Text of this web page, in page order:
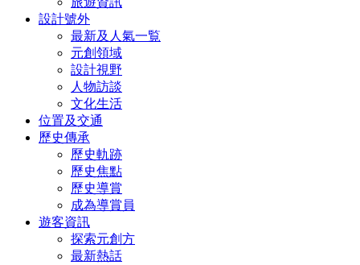
設計號外
最新及人氣一覧
元創領域
設計視野
人物訪談
文化生活
位置及交通
歷史傳承
歷史軌跡
歷史焦點
歷史導賞
成為導賞員
遊客資訊
探索元創方
最新熱話